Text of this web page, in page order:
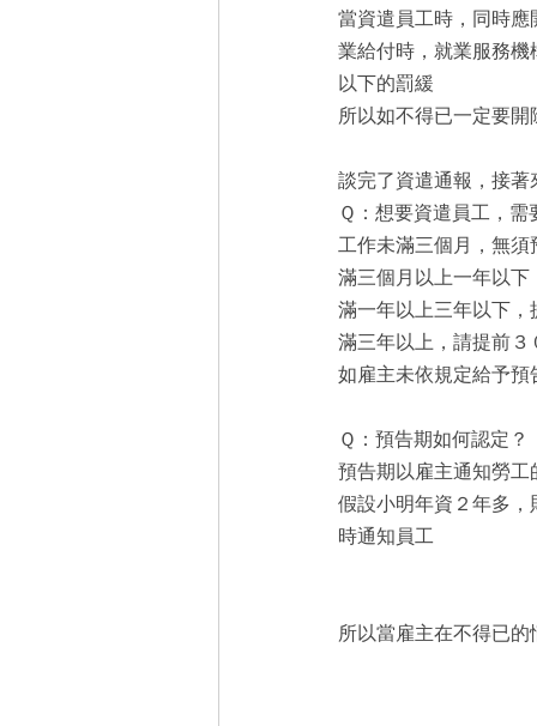
當資遣員工時，同時
業給付時，就業服務
以下的罰緩
所以如不得已一定要開
談完了資遣通報，接著
Ｑ：想要資遣員工，需
工作未滿三個月，無須
滿三個月以上一年以下
滿一年以上三年以下，
滿三年以上，請提前３
如雇主未依規定給予
Ｑ：預告期如何認定？
預告期以雇主通知勞
假設小明年資２年多
時通知員工
所以當雇主在不得已的